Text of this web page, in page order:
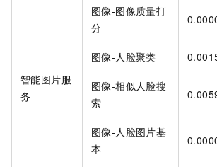
智能图片服
务
图像-图像质量打
分
图像-人脸聚类
图像-相似人脸搜
索
图像-人脸图片基
本